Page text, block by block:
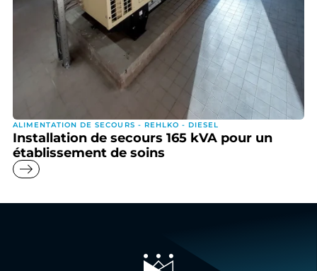
ALIMENTATION DE SECOURS - REHLKO - DIESEL
Installation de secours 165 kVA pour un
établissement de soins
east